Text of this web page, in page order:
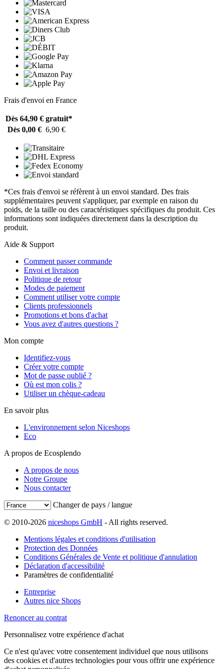
Frais d'envoi en France
Dès 64,90 € gratuit*
Dès 0,00 € 6,90 €
*Ces frais d'envoi se réfèrent à un envoi standard. Des frais
supplémentaires peuvent s'appliquer, par exemple en raison du
poids, de la taille ou des caractéristiques spécifiques du produit. Ces
informations sont indiquées directement dans la description du
produit.
Aide & Support
Comment passer commande
Envoi et livraison
Politique de retour
Modes de paiement
Comment utiliser votre compte
Clients professionnels
Promotions et bons d'achat
Vous avez d'autres questions ?
Mon compte
Identifiez-vous
Créer votre compte
Mot de passe oublié ?
Où est mon colis ?
Utiliser un chèque-cadeau
En savoir plus
L'environnement selon Niceshops
Eco
A propos de Ecosplendo
A propos de nous
Notre Groupe
Nous contacter
Changer de pays / langue
© 2010-2026 niceshops GmbH - All rights reserved.
Mentions légales et conditions d'utilisation
Protection des Données
Conditions Générales de Vente et politique d'annulation
Déclaration d'accessibilité
Paramètres de confidentialité
Entreprise
Autres nice Shops
Renoncer au contrat
Personnalisez votre expérience d'achat
Ce n'est qu'avec votre consentement individuel que nous utilisons
des cookies et d'autres technologies pour vous offrir une expérience